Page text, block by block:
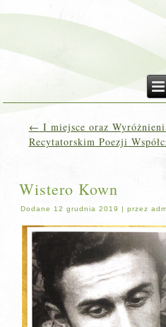
← I miejsce oraz
Recytatorskim Poezji
Wistero Kown
Dodane 12 grudnia 2019 |przez